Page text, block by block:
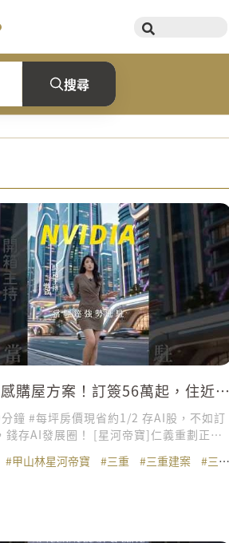
搜尋
購屋方案！訂簽56萬起，住近北
房
AI股，不如訂
錢存AI發展圈！ [星河帝寶]仁義重劃正核
輝達Google菁英住居需求大爆發！
#甲山林星河帝寶 #三重 #三重建案 #三重預售屋